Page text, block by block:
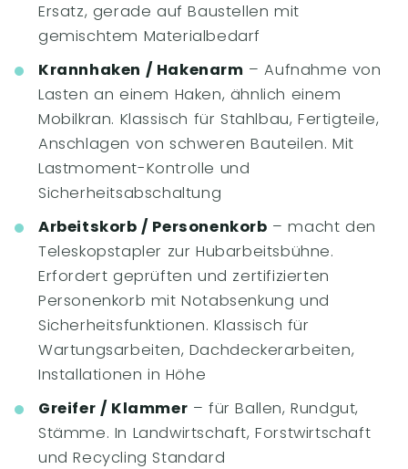
Ersatz, gerade auf Baustellen mit
gemischtem Materialbedarf
Krannhaken / Hakenarm – Aufnahme von
Lasten an einem Haken, ähnlich einem
Mobilkran. Klassisch für Stahlbau, Fertigteile,
Anschlagen von schweren Bauteilen. Mit
Lastmoment-Kontrolle und
Sicherheitsabschaltung
Arbeitskorb / Personenkorb – macht den
Teleskopstapler zur Hubarbeitsbühne.
Erfordert geprüften und zertifizierten
Personenkorb mit Notabsenkung und
Sicherheitsfunktionen. Klassisch für
Wartungsarbeiten, Dachdeckerarbeiten,
Installationen in Höhe
Greifer / Klammer – für Ballen, Rundgut,
Stämme. In Landwirtschaft, Forstwirtschaft
und Recycling Standard